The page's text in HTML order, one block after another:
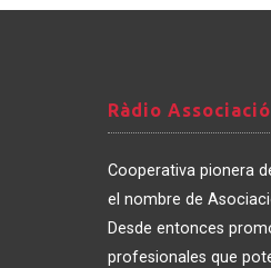
Ràdio
Associació
de
Catalunya
Ràdio
Cooperativa pionera
el nombre de
Desde entonces
profesionales que